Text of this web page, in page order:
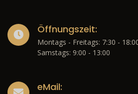
Öffnungszeit:
Montags - Freitags: 7:30 -
Samstags: 9:00 - 13:00
eMail: